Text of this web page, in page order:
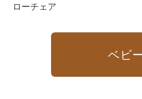
ローチェア
ベビ